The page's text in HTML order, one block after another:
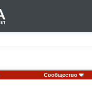
Сообщество